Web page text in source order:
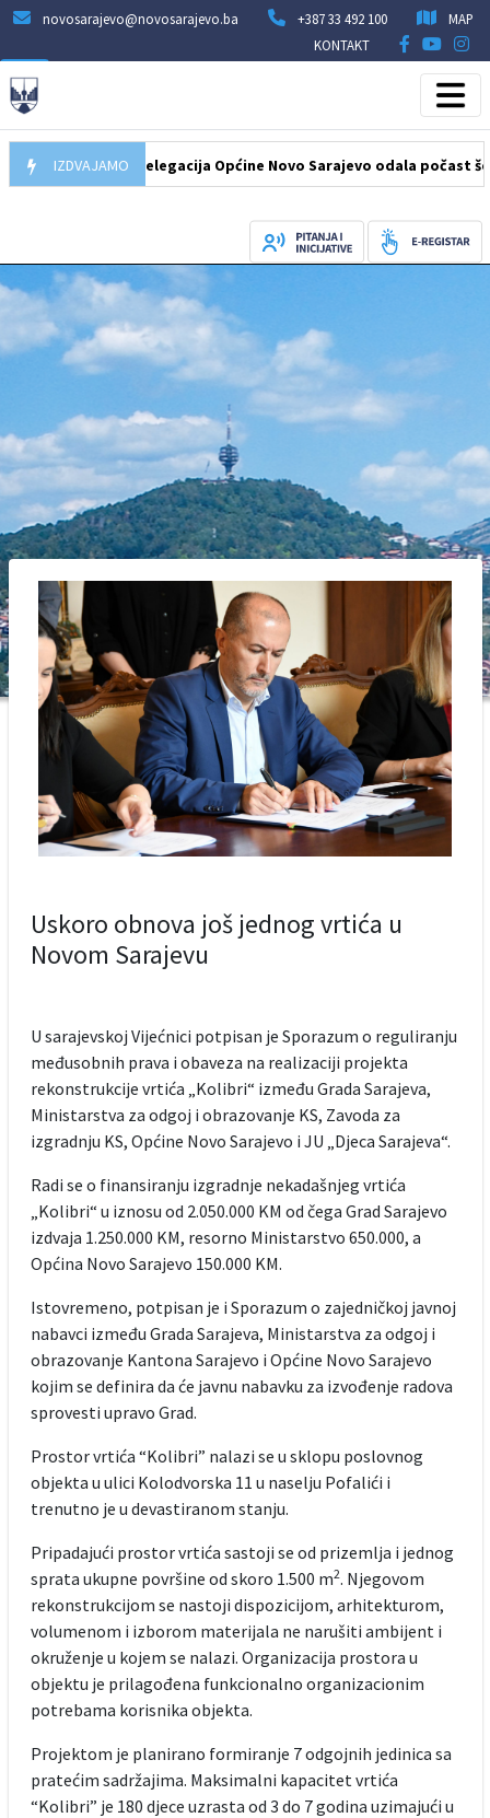
novosarajevo@novosarajevo.ba +387 33 492 100
MAP
KONTAKT
IZDVAJAMO
07.08.2026 Delegacija Općine Novo Sarajevo odala počast
Uskoro obnova još jednog vrtića u
Novom Sarajevu
U sarajevskoj Vijećnici potpisan je Sporazum o reguliranju
međusobnih prava i obaveza na realizaciji projekta
rekonstrukcije vrtića „Kolibri“ između Grada Sarajeva,
Ministarstva za odgoj i obrazovanje KS, Zavoda za
izgradnju KS, Općine Novo Sarajevo i JU „Djeca Sarajeva“.
Radi se o finansiranju izgradnje nekadašnjeg vrtića
„Kolibri“ u iznosu od 2.050.000 KM od čega Grad Sarajevo
izdvaja 1.250.000 KM, resorno Ministarstvo 650.000, a
Općina Novo Sarajevo 150.000 KM.
Istovremeno, potpisan je i Sporazum o zajedničkoj javnoj
nabavci između Grada Sarajeva, Ministarstva za odgoj i
obrazovanje Kantona Sarajevo i Općine Novo Sarajevo
kojim se definira da će javnu nabavku za izvođenje radova
sprovesti upravo Grad.
Prostor vrtića “Kolibri” nalazi se u sklopu poslovnog
objekta u ulici Kolodvorska 11 u naselju Pofalići i
trenutno je u devastiranom stanju.
Pripadajući prostor vrtića sastoji se od prizemlja i jednog
sprata ukupne površine od skoro 1.500 m2. Njegovom
rekonstrukcijom se nastoji dispozicijom, arhitekturom,
volumenom i izborom materijala ne narušiti ambijent i
okruženje u kojem se nalazi. Organizacija prostora u
objektu je prilagođena funkcionalno organizacionim
potrebama korisnika objekta.
Projektom je planirano formiranje 7 odgojnih jedinica sa
pratećim sadržajima. Maksimalni kapacitet vrtića
“Kolibri” je 180 djece uzrasta od 3 do 7 godina uzimajući u